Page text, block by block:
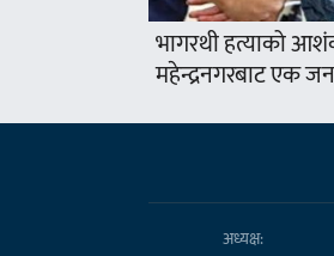
भागरथी हत्याको
महेन्द्रनगरबाट एक
अध्यक्ष: